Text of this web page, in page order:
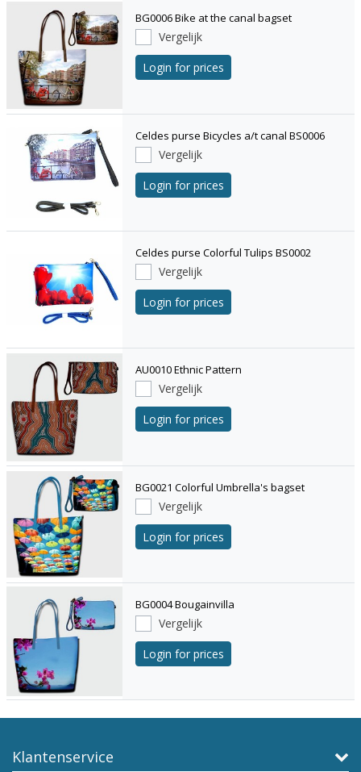
BG0006 Bike at the canal bagset
Vergelijk
Login for prices
Celdes purse Bicycles a/t canal BS0006
Vergelijk
Login for prices
Celdes purse Colorful Tulips BS0002
Vergelijk
Login for prices
AU0010 Ethnic Pattern
Vergelijk
Login for prices
BG0021 Colorful Umbrella's bagset
Vergelijk
Login for prices
BG0004 Bougainvilla
Vergelijk
Login for prices
Klantenservice